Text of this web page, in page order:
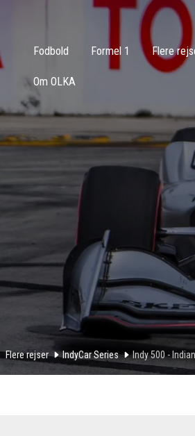
Fodbold Formel 1 Flere
Om OLKA
Flere rejser IndyCar Series Indy 500 -